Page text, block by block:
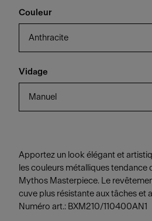
Couleur
Anthracite
Vidage
Manuel
Apportez un look élégant et
les couleurs métalliques tendance
Mythos Masterpiece. Le
cuve plus résistante aux tâches et
Numéro art.: BXM210/110400AN1